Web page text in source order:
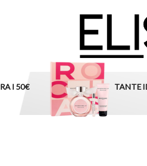
ELISIR
La tua destinazione
I 50€ TANTE